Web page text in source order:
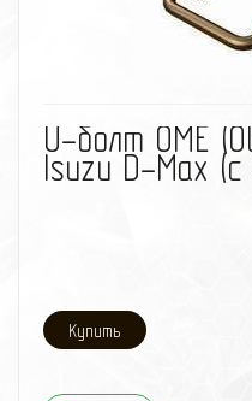
U-болт OME
Isuzu D-Max